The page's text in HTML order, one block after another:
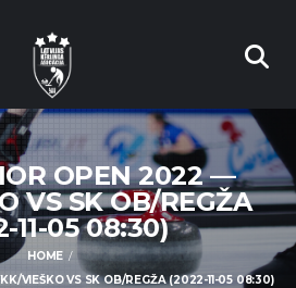
OPEN 2022 —
VS SK OB/REGŽA
11-05 08:30)
HOME
VIEŠKO VS SK OB/REGŽA (2022-11-05 08:30)